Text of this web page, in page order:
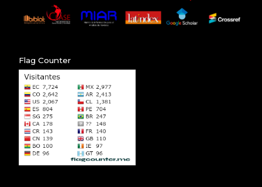
Flag Counter